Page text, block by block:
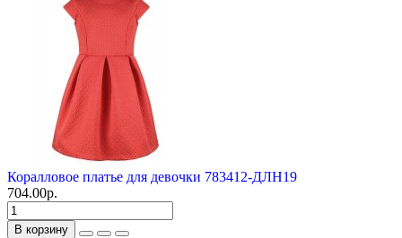
Коралловое платье для девочки 783412-ДЛН19
704.00р.
В корзину